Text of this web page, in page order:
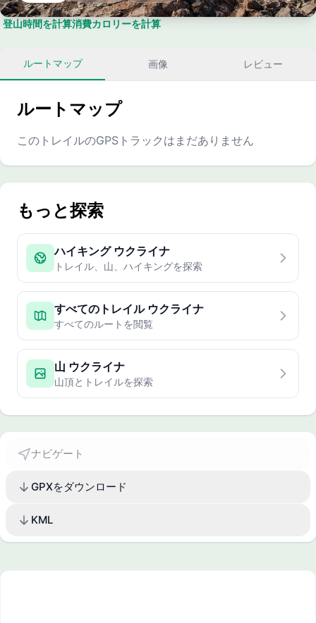
登山時間を計算消費カロリーを計算
ルートマップ 画像 レビュー
ルートマップ
このトレイルのGPSトラックはまだありません
もっと探索
ハイキング ウクライナ
トレイル、山、ハイキングを探索
すべてのトレイル ウクライナ
すべてのルートを閲覧
山 ウクライナ
山頂とトレイルを探索
ナビゲート
GPXをダウンロード
KML